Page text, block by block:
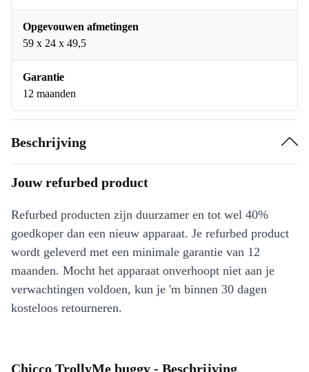
Opgevouwen afmetingen
59 x 24 x 49,5
Garantie
12 maanden
Beschrijving
Jouw refurbed product
Refurbed producten zijn duurzamer en tot wel 40%
goedkoper dan een nieuw apparaat. Je refurbed product
wordt geleverd met een minimale garantie van 12
maanden. Mocht het apparaat onverhoopt niet aan je
verwachtingen voldoen, kun je 'm binnen 30 dagen
kosteloos retourneren.
Chicco TrollyMe buggy - Beschrijving